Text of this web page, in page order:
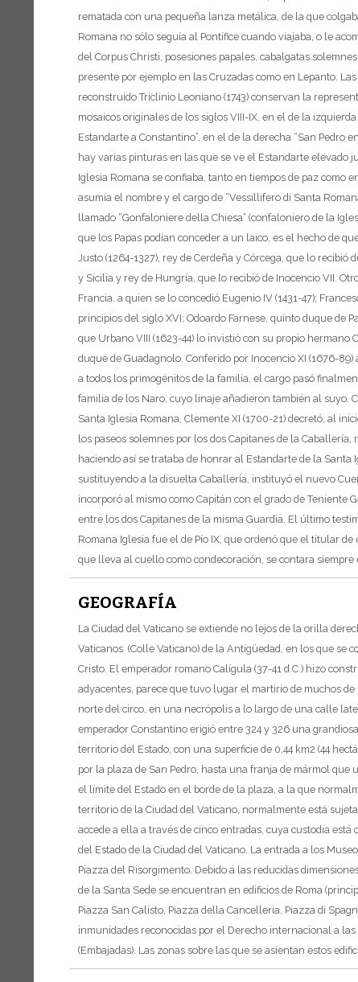
rematada con una pequeña lanza metálica, de la que
Romana no sólo seguía al Pontífice cuando viajaba, o le
del Corpus Christi, posesiones papales, cabalgatas
presente por ejemplo en las Cruzadas como en Lepanto.
reconstruido Triclinio Leoniano (1743) conservan la
mosaicos originales de los siglos VIII-IX, en el de la
Estandarte a Constantino”, en el de la derecha “San Pedro
hay varias pinturas en las que se ve el Estandarte elevado
Iglesia Romana se confiaba, tanto en tiempos de paz como
asumía el nombre y el cargo de “Vessillifero di Santa
llamado “Gonfaloniere della Chiesa” (confaloniero de la
que los Papas podían conceder a un laico, es el hecho de
Justo (1264-1327), rey de Cerdeña y Córcega, que lo recibió
y Sicilia y rey de Hungría, que lo recibió de Inocencio VII.
Francia, a quien se lo concedió Eugenio IV (1431-47);
principios del siglo XVI; Odoardo Farnese, quinto duque de
que Urbano VIII (1623-44) lo invistió con su propio
duque de Guadagnolo. Conferido por Inocencio XI (1676-
a todos los primogénitos de la familia, el cargo pasó
familia de los Naro, cuyo linaje añadieron también al suyo.
Santa Iglesia Romana, Clemente XI (1700-21) decretó, al
los paseos solemnes por los dos Capitanes de la
haciendo así se trataba de honrar al Estandarte de la Santa
sustituyendo a la disuelta Caballería, instituyó el nuevo
incorporó al mismo como Capitán con el grado de Teniente
entre los dos Capitanes de la misma Guardia. El último
Romana Iglesia fue el de Pío IX, que ordenó que el titular
que lleva al cuello como condecoración, se contara siempre
GEOGRAFÍA
La Ciudad del Vaticano se extiende no lejos de la orilla
Vaticanos (Colle Vaticano) de la Antigüedad, en los que
Cristo. El emperador romano Calígula (37-41 d.C.) hizo
adyacentes, parece que tuvo lugar el martirio de muchos
norte del circo, en una necrópolis a lo largo de una calle
emperador Constantino erigió entre 324 y 326 una
territorio del Estado, con una superficie de 0,44 km2 (44
por la plaza de San Pedro, hasta una franja de mármol
el límite del Estado en el borde de la plaza, a la que
territorio de la Ciudad del Vaticano, normalmente está
accede a ella a través de cinco entradas, cuya custodia
del Estado de la Ciudad del Vaticano. La entrada a los
Piazza del Risorgimento. Debido a las reducidas
de la Santa Sede se encuentran en edificios de Roma
Piazza San Calisto, Piazza della Cancelleria, Piazza di
inmunidades reconocidas por el Derecho internacional a
(Embajadas). Las zonas sobre las que se asientan estos